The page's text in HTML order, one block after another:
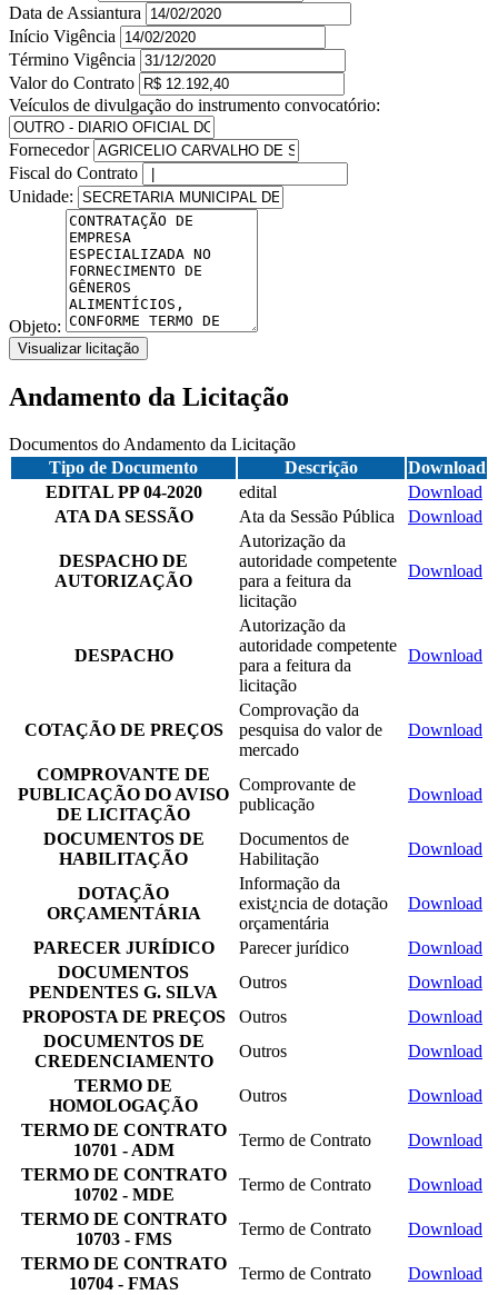
Data de Assiantura
Início Vigência
Término Vigência
Valor do Contrato
Veículos de divulgação do instrumento convocatório:
Fornecedor
Fiscal do Contrato
Unidade:
Objeto:
Visualizar licitação
Andamento da Licitação
Documentos do Andamento da Licitação
Tipo de Documento
Descrição
Download
EDITAL PP 04-2020
edital
Download
ATA DA SESSÃO
Ata da Sessão Pública Download
DESPACHO DE
AUTORIZAÇÃO
Autorização da
autoridade competente
para a feitura da
licitação
Download
DESPACHO
Autorização da
autoridade competente
para a feitura da
licitação
Download
COTAÇÃO DE PREÇOS
Comprovação da
pesquisa do valor de
mercado
Download
COMPROVANTE DE
PUBLICAÇÃO DO AVISO
DE LICITAÇÃO
Comprovante de
publicação
Download
DOCUMENTOS DE
HABILITAÇÃO
Documentos de
Habilitação
Download
DOTAÇÃO
ORÇAMENTÁRIA
Informação da
exist¿ncia de dotação
orçamentária
Download
PARECER JURÍDICO Parecer jurídico
Download
DOCUMENTOS
PENDENTES G. SILVA
Outros
Download
PROPOSTA DE PREÇOS
Outros
Download
DOCUMENTOS DE
CREDENCIAMENTO
Outros
Download
TERMO DE
HOMOLOGAÇÃO
Outros
Download
TERMO DE CONTRATO
10701 - ADM
Termo de Contrato
Download
TERMO DE CONTRATO
10702 - MDE
Termo de Contrato
Download
TERMO DE CONTRATO
10703 - FMS
Termo de Contrato
Download
TERMO DE CONTRATO
10704 - FMAS
Termo de Contrato Download